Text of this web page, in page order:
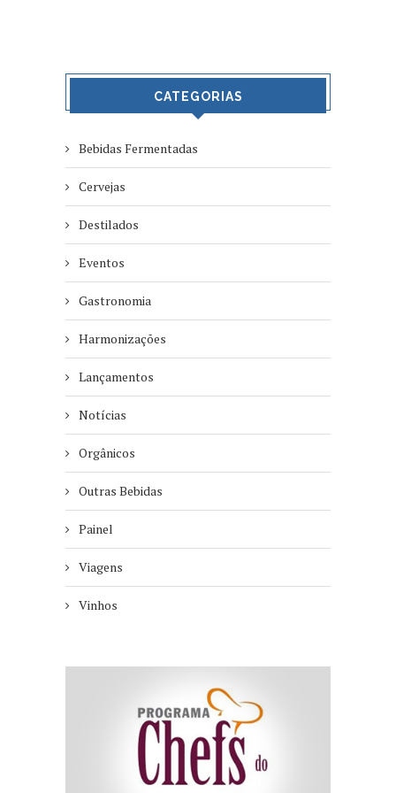
CATEGORIAS
Bebidas Fermentadas
Cervejas
Destilados
Eventos
Gastronomia
Harmonizações
Lançamentos
Notícias
Orgânicos
Outras Bebidas
Painel
Viagens
Vinhos